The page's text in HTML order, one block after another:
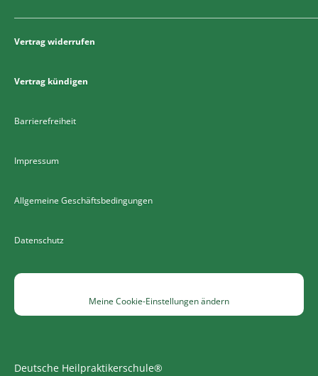
Vertrag widerrufen
Vertrag kündigen
Barrierefreiheit
Impressum
Allgemeine Geschäftsbedingungen
Datenschutz
Meine Cookie-Einstellungen ändern
Deutsche Heilpraktikerschule®